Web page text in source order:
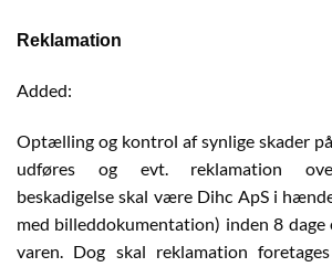
Reklamation
Added:
Optælling og kontrol af synlige skader
udføres og evt. reklamation
beskadigelse skal være Dihc ApS i
med billeddokumentation) inden 8 dage
varen. Dog skal reklamation